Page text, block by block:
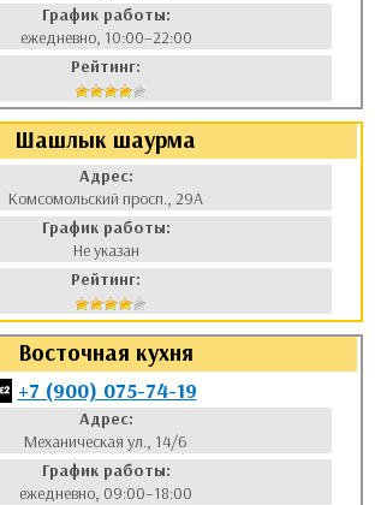
График работы:
ежедневно, 10:00–22:00
Рейтинг:
Шашлык шаурма
Адрес:
Комсомольский просп., 29А
График работы:
Не указан
Рейтинг:
Восточная кухня
+7 (900) 075-74-19
Адрес:
Механическая ул., 14/6
График работы:
ежедневно, 09:00–18:00